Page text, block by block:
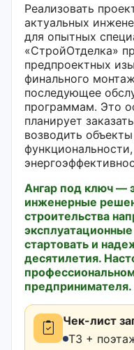
Реализовать
актуальных
для опытных
«СтройОтделка»
предпроектных
финального
последующее
программам. Это
планирует
возводить
Ангар под ключ —
инженерные
строительства
стартовать и
десятилетия.
предпринимателя.
Чек-лист
ТЗ +